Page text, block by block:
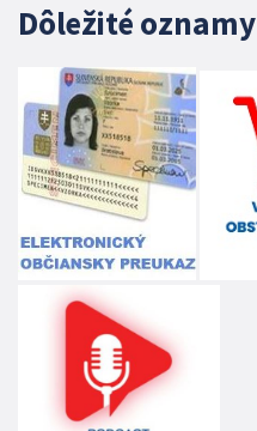
Dôležité oznamy